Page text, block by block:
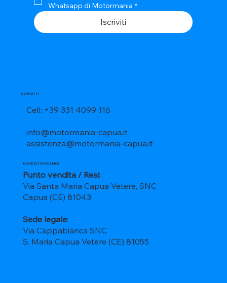
CONTATTI
Cell: +39 331 4099 116
info@motormania-capua.it
assistenza@motormania-capua.it
DOVE CI TROVIAMO?
Punto vendita / Resi:
Via Santa Maria Capua Vetere, SNC
Capua (CE) 81043
Sede legale:
Via Cappabianca SNC
S. Maria Capua Vetere (CE) 81055
Whatsapp di Motormania *
Iscriviti